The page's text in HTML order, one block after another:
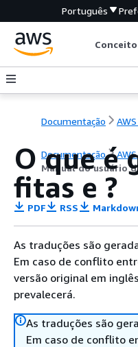
Português
Documentação
Documentação
Manual do usuário
O que é
fitas e ?
PDF RSS
As traduções são
Em caso de conflito
versão original em
prevalecerá.
As traduções são
Em caso de conflito